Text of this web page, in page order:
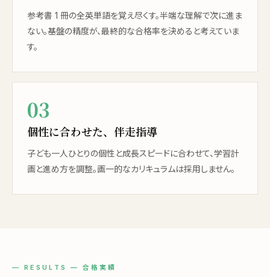
参考書 1 冊の全英単語を覚え尽くす。半端な理解で次に進ま
ない。基盤の精度が、最終的な合格率を決めると考えていま
す。
03
個性に合わせた、伴走指導
子ども一人ひとりの個性と成長スピードに合わせて、学習計
画と進め方を調整。画一的なカリキュラムは採用しません。
— RESULTS — 合格実績